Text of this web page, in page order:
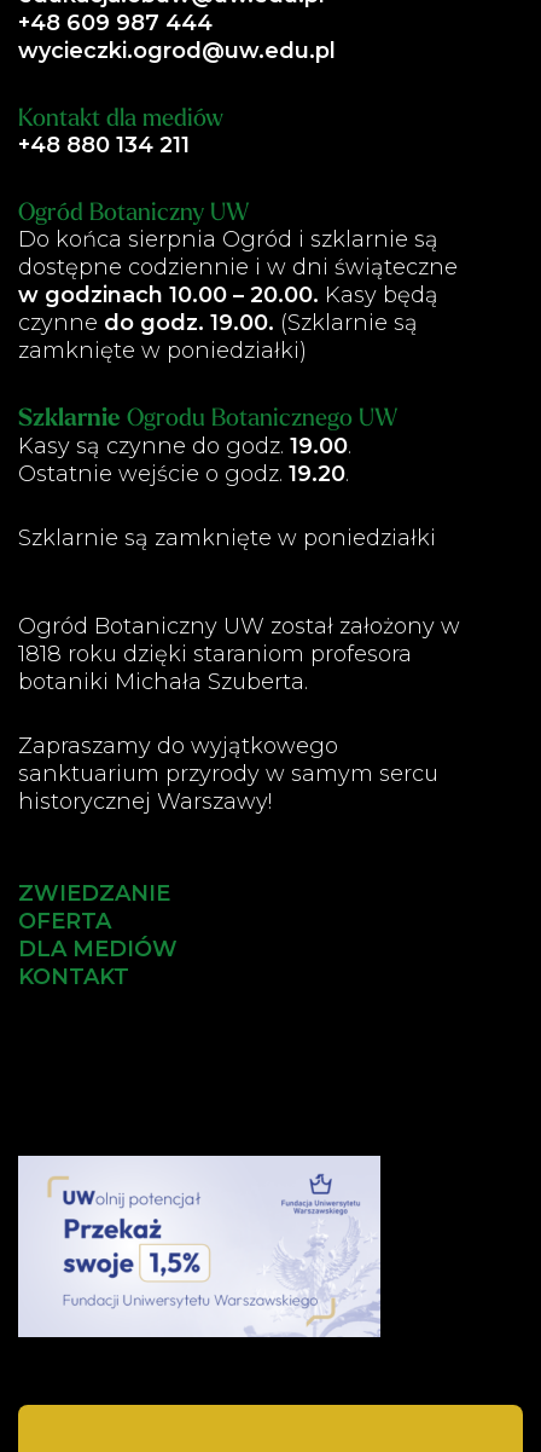
+48 609 987 444
wycieczki.ogrod@uw.edu.pl
Kontakt dla mediów
+48 880 134 211
Ogród Botaniczny UW
Do końca sierpnia Ogród i szklarnie są
dostępne codziennie i w dni świąteczne
w godzinach 10.00 – 20.00. Kasy będą
czynne do godz. 19.00. (Szklarnie są
zamknięte w poniedziałki)
Szklarnie Ogrodu Botanicznego UW
Kasy są czynne do godz. 19.00.
Ostatnie wejście o godz. 19.20.
Szklarnie są zamknięte w poniedziałki
Ogród Botaniczny UW został założony w
1818 roku dzięki staraniom profesora
botaniki Michała Szuberta.
Zapraszamy do wyjątkowego
sanktuarium przyrody w samym sercu
historycznej Warszawy!
ZWIEDZANIE
OFERTA
DLA MEDIÓW
KONTAKT